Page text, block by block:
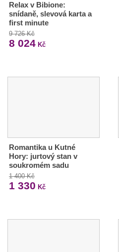
Relax v Bibione:
snídaně, slevová karta a
first minute
9 726 Kč
8 024 Kč
Romantika u Kutné
Hory: jurtový stan v
soukromém sadu
1 400 Kč
1 330 Kč